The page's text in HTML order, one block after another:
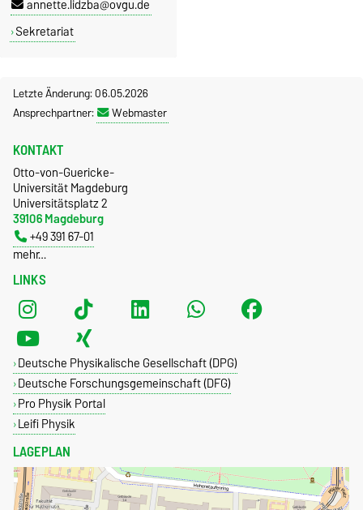
annette.lidzba@ovgu.de
Sekretariat
Letzte Änderung: 06.05.2026
Ansprechpartner:
Webmaster
LINKS
Deutsche Physikalische Gesellschaft (DPG)
Deutsche Forschungsgemeinschaft (DFG)
Pro Physik Portal
Leifi Physik
KONTAKT
Otto-von-Guericke-
Universität Magdeburg
Universitätsplatz 2
39106 Magdeburg
+49 391 67-01
mehr…
LAGEPLAN